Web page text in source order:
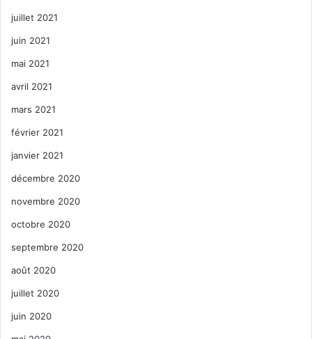
juillet 2021
juin 2021
mai 2021
avril 2021
mars 2021
février 2021
janvier 2021
décembre 2020
novembre 2020
octobre 2020
septembre 2020
août 2020
juillet 2020
juin 2020